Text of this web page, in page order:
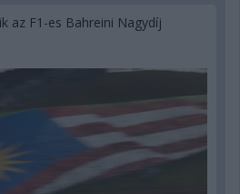
az F1-es Bahreini Nagydíj